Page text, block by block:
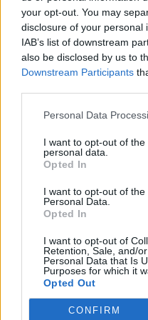
your opt-out. You may
disclosure of your personal
IAB’s list of downstream
also be disclosed by us to
Downstream Participants
Personal Data
I want to opt-out of
personal data.
Opted In
I want to opt-out of the
Personal Data.
Opted In
I want to opt-out of
Retention, Sale, and/
Personal Data that Is
Purposes for which it
Opted Out
CONFIRM